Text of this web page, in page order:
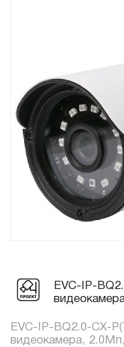
EVC-IP-
EVC-IP-BQ2.0-CX-
видеокамера,